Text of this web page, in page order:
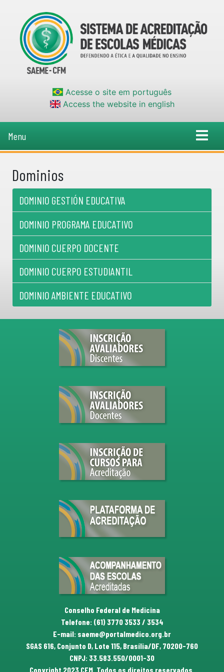
Acesse o site em português
Access the website in english
Menu
Dominios
DOMINIO GESTIÓN EDUCATIVA
DOMINIO PROGRAMA EDUCATIVO
DOMINIO CUERPO DOCENTE
DOMINIO CUERPO ESTUDIANTIL
DOMINIO AMBIENTE EDUCATIVO
Conselho Federal de Medicina
Telefone: (61) 3770 3533 / 3534
E-mail: saeme@portalmedico.org.br
SGAS 616, Conjunto D, Lote 115, Brasília/DF, 70200-760
CNPJ: 33.583.550/0001-30
Copyright 2023 CFM. Todos os direitos reservados.